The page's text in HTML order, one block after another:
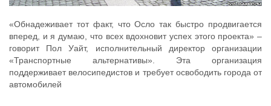
«Обнадеживает тот факт, что Осло так быстро продвигается
вперед, и я думаю, что всех вдохновит успех этого проекта» –
говорит Пол Уайт, исполнительный директор организации
«Транспортные альтернативы». Эта организация
поддерживает велосипедистов и требует освободить города от
автомобилей